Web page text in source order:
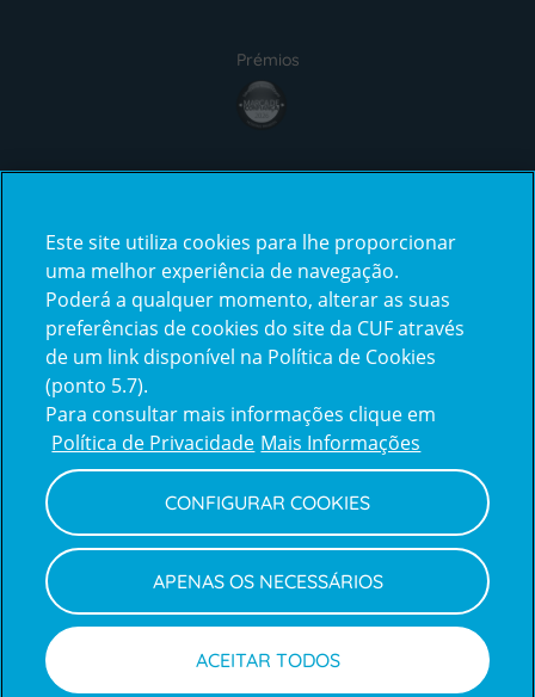
Prémios
Reclamações
e
elogios
Policy
Política de Privacidade e Cookies
Termos e Condições
Declaração de Acessibilidade
Canal de Denúncias
Informações legais
Este site utiliza cookies para lhe proporcionar
uma melhor experiência de navegação.
Poderá a qualquer momento, alterar as suas
preferências de cookies do site da CUF através
de um link disponível na Política de Cookies
(ponto 5.7).
Para consultar mais informações clique em
Política de Privacidade Mais Informações
CONFIGURAR COOKIES
APENAS OS NECESSÁRIOS
ACEITAR TODOS